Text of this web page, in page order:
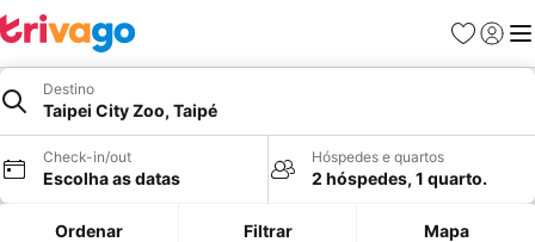
Favoritos
Iniciar
Destino
Taipei City Zoo, Taipé
Check-in/out
Escolha as datas
Hóspedes e quartos
2 hóspedes, 1 quarto.
Ordenar Filtrar Mapa